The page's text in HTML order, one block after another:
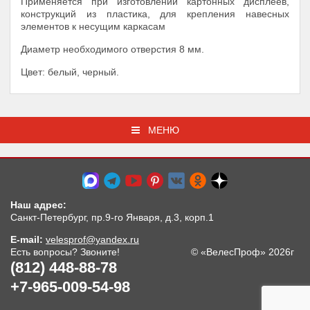
конструкций из пластика, для крепления навесных
элементов к несущим каркасам
Диаметр необходимого отверстия 8 мм.
Цвет: белый, черный.
МЕНЮ
Наш адрес:
Санкт-Петербург, пр.9-го Января, д.3, корп.1
E-mail: velesprof@yandex.ru
Есть вопросы? Звоните!
(812) 448-88-78
+7-965-009-54-98
© «ВелесПроф» 2026г